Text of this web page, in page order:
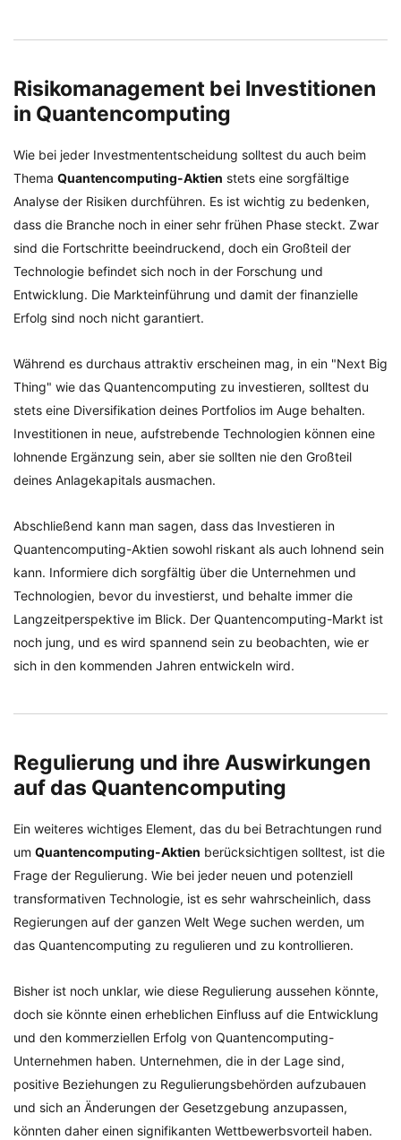
Risikomanagement bei Investitionen
in Quantencomputing
Wie bei jeder Investmententscheidung solltest du auch beim
Thema Quantencomputing-Aktien stets eine sorgfältige
Analyse der Risiken durchführen. Es ist wichtig zu bedenken,
dass die Branche noch in einer sehr frühen Phase steckt. Zwar
sind die Fortschritte beeindruckend, doch ein Großteil der
Technologie befindet sich noch in der Forschung und
Entwicklung. Die Markteinführung und damit der finanzielle
Erfolg sind noch nicht garantiert.
Während es durchaus attraktiv erscheinen mag, in ein "Next Big
Thing" wie das Quantencomputing zu investieren, solltest du
stets eine Diversifikation deines Portfolios im Auge behalten.
Investitionen in neue, aufstrebende Technologien können eine
lohnende Ergänzung sein, aber sie sollten nie den Großteil
deines Anlagekapitals ausmachen.
Abschließend kann man sagen, dass das Investieren in
Quantencomputing-Aktien sowohl riskant als auch lohnend sein
kann. Informiere dich sorgfältig über die Unternehmen und
Technologien, bevor du investierst, und behalte immer die
Langzeitperspektive im Blick. Der Quantencomputing-Markt ist
noch jung, und es wird spannend sein zu beobachten, wie er
sich in den kommenden Jahren entwickeln wird.
Regulierung und ihre Auswirkungen
auf das Quantencomputing
Ein weiteres wichtiges Element, das du bei Betrachtungen rund
um Quantencomputing-Aktien berücksichtigen solltest, ist die
Frage der Regulierung. Wie bei jeder neuen und potenziell
transformativen Technologie, ist es sehr wahrscheinlich, dass
Regierungen auf der ganzen Welt Wege suchen werden, um
das Quantencomputing zu regulieren und zu kontrollieren.
Bisher ist noch unklar, wie diese Regulierung aussehen könnte,
doch sie könnte einen erheblichen Einfluss auf die Entwicklung
und den kommerziellen Erfolg von Quantencomputing-
Unternehmen haben. Unternehmen, die in der Lage sind,
positive Beziehungen zu Regulierungsbehörden aufzubauen
und sich an Änderungen der Gesetzgebung anzupassen,
könnten daher einen signifikanten Wettbewerbsvorteil haben.